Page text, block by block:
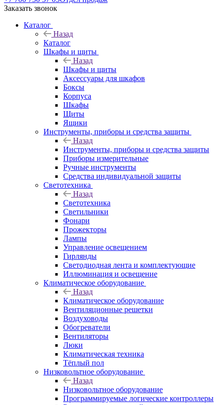
Заказать звонок
Каталог
Назад
Каталог
Шкафы и щиты
Назад
Шкафы и щиты
Аксессуары для шкафов
Боксы
Корпуса
Шкафы
Щиты
Ящики
Инструменты, приборы и средства защиты
Назад
Инструменты, приборы и средства защиты
Приборы измерительные
Ручные инструменты
Средства индивидуальной защиты
Светотехника
Назад
Светотехника
Светильники
Фонари
Прожекторы
Лампы
Управление освещением
Гирлянды
Светодиодная лента и комплектующие
Иллюминация и освещение
Климатическое оборудование
Назад
Климатическое оборудование
Вентиляционные решетки
Воздуховоды
Обогреватели
Вентиляторы
Люки
Климатическая техника
Тёплый пол
Низковольтное оборудование
Назад
Низковольтное оборудование
Программируемые логические контроллеры